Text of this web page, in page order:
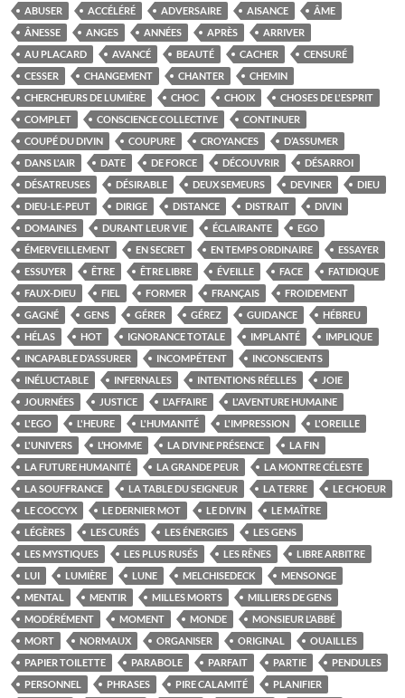
ABUSER ACCÉLÉRÉ ADVERSAIRE AISANCE
ÂME
ÂNESSE
ANGES ANNÉES APRÈS
ARRIVER
AU PLACARD
AVANCÉ BEAUTÉ CACHER
CENSURÉ
CESSER
CHANGEMENT CHANTER
CHEMIN
CHERCHEURS DE LUMIÈRE
CHOC CHOIX
CHOSES DE L'ESPRIT
COMPLET
CONSCIENCE COLLECTIVE
CONTINUER
COUPÉ DU DIVIN
COUPURE CROYANCES
D’ASSUMER
DANS L'AIR
DATE DE FORCE DÉCOUVRIR
DÉSARROI
DÉSATREUSES
DÉSIRABLE DEUX SEMEURS DEVINER
DIEU
DIEU-LE-PEUT
DIRIGE DISTANCE DISTRAIT
DIVIN
DOMAINES
DURANT LEUR VIE ÉCLAIRANTE
EGO
ÉMERVEILLEMENT
EN SECRET EN TEMPS ORDINAIRE
ESSAYER
ESSUYER
ÊTRE ÊTRE LIBRE ÉVEILLE FACE
FATIDIQUE
FAUX-DIEU
FIEL FORMER FRANÇAIS
FROIDEMENT
GAGNÉ
GENS GÉRER GÉREZ GUIDANCE
HÉBREU
HÉLAS
HOT IGNORANCE TOTALE IMPLANTÉ
IMPLIQUE
INCAPABLE D’ASSURER
INCOMPÉTENT
INCONSCIENTS
INÉLUCTABLE
INFERNALES INTENTIONS RÉELLES
JOIE
JOURNÉES
JUSTICE L'AFFAIRE
L'AVENTURE HUMAINE
L'EGO
L'HEURE L'HUMANITÉ L'IMPRESSION
L'OREILLE
L'UNIVERS
L’HOMME LA DIVINE PRÉSENCE
LA FIN
LA FUTURE HUMANITÉ
LA GRANDE PEUR
LA MONTRE CÉLESTE
LA SOUFFRANCE
LA TABLE DU SEIGNEUR LA TERRE
LE CHOEUR
LE COCCYX
LE DERNIER MOT LE DIVIN
LE MAÎTRE
LÉGÈRES
LES CURÉS LES ÉNERGIES
LES GENS
LES MYSTIQUES
LES PLUS RUSÉS LES RÊNES
LIBRE ARBITRE
LUI
LUMIÈRE LUNE MELCHISEDECK
MENSONGE
MENTAL
MENTIR MILLES MORTS
MILLIERS DE GENS
MODÉRÉMENT
MOMENT MONDE
MONSIEUR L’ABBÉ
MORT
NORMAUX ORGANISER ORIGINAL
OUAILLES
PAPIER TOILETTE
PARABOLE PARFAIT PARTIE
PENDULES
PERSONNEL
PHRASES PIRE CALAMITÉ
PLANIFIER